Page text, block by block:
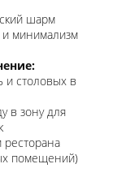
шарм
минимализм
и столовых в
в зону для
помещений)